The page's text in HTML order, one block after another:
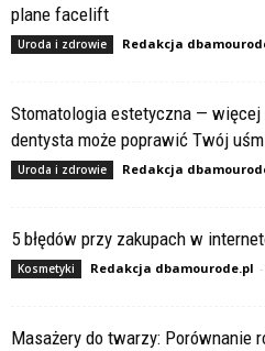
plane facelift
Uroda i zdrowie Redakcja
Stomatologia estetyczna —
dentysta może poprawić Twój
Uroda i zdrowie Redakcja
5 błędów przy zakupach w
Kosmetyki Redakcja dbamourode.pl -
Masażery do twarzy: Porównanie